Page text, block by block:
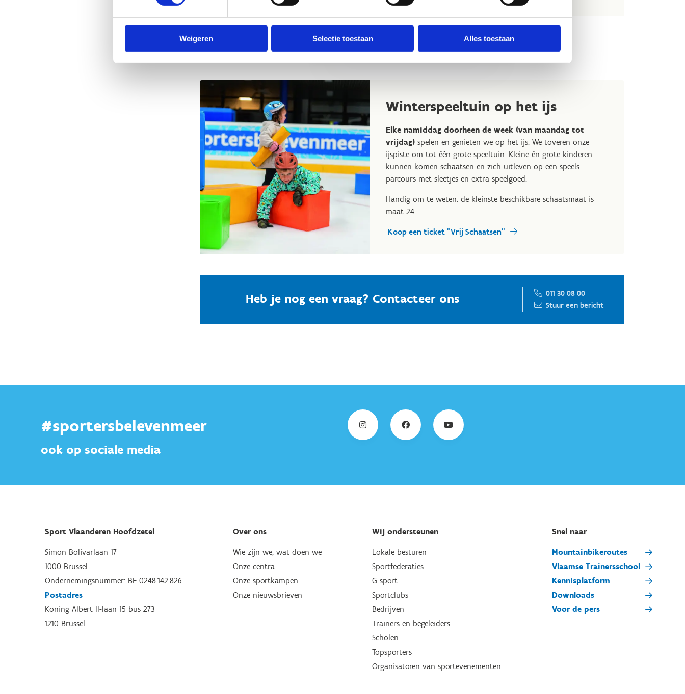
Weigeren Selectie toestaan Alles toestaan
Winterspeeltuin op het ijs
Elke namiddag doorheen de week (van maandag tot
vrijdag) spelen en genieten we op het ijs. We toveren onze
ijspiste om tot één grote speeltuin. Kleine én grote kinderen
kunnen komen schaatsen en zich uitleven op een speels
parcours met sleetjes en extra speelgoed.
Handig om te weten: de kleinste beschikbare schaatsmaat is
maat 24.
Koop een ticket "Vrij Schaatsen"
Heb je nog een vraag? Contacteer ons
011 30 08 00
Stuur een bericht
#sportersbelevenmeer
ook op sociale media
Sport Vlaanderen Hoofdzetel
Simon Bolivarlaan 17
1000 Brussel
Ondernemingsnummer: BE 0248.142.826
Postadres
Koning Albert II-laan 15 bus 273
1210 Brussel
Over ons
Wie zijn we, wat doen we
Onze centra
Onze sportkampen
Onze nieuwsbrieven
Wij ondersteunen
Lokale besturen
Sportfederaties
G-sport
Sportclubs
Bedrijven
Trainers en begeleiders
Scholen
Topsporters
Organisatoren van sportevenementen
Snel naar
Mountainbikeroutes
Vlaamse Trainersschool
Kennisplatform
Downloads
Voor de pers